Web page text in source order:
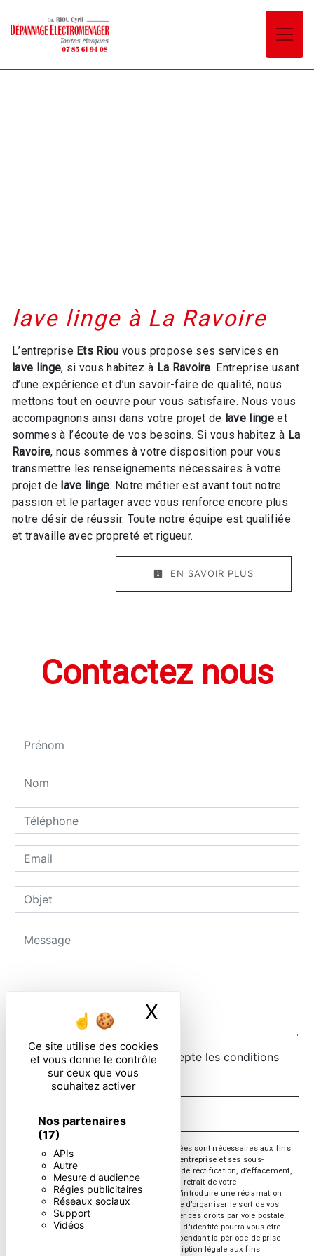
Ce site utilise des cookies
et vous donne le contrôle
sur ceux que vous
souhaitez activer
Nos partenaires
(17)
APIs
Autre
Mesure d'audience
Régies publicitaires
Réseaux sociaux
Support
Vidéos
X
lave linge à La Ravoire
L’entreprise Ets Riou vous propose ses services en
lave linge, si vous habitez à La Ravoire. Entreprise usant
d’une expérience et d’un savoir-faire de qualité, nous
mettons tout en oeuvre pour vous satisfaire. Nous vous
accompagnons ainsi dans votre projet de lave linge et
sommes à l’écoute de vos besoins. Si vous habitez à La
Ravoire, nous sommes à votre disposition pour vous
transmettre les renseignements nécessaires à votre
projet de lave linge. Notre métier est avant tout notre
passion et le partager avec vous renforce encore plus
notre désir de réussir. Toute notre équipe est qualifiée
et travaille avec propreté et rigueur.
EN SAVOIR PLUS
Contactez nous
En cochant cette case, j'accepte les conditions
particulières ci-dessous **
** Les données personnelles communiquées sont nécessaires aux fins
de vous contacter. Elles sont destinées à l'entreprise et ses sous-
traitants. Vous disposez de droits d’accès, de rectification, d’effacement,
de portabilité, de limitation, d’opposition, de retrait de votre
consentement à tout moment et du droit d’introduire une réclamation
auprès d’une autorité de contrôle, ainsi que d’organiser le sort de vos
données post-mortem. Vous pouvez exercer ces droits par voie postale
ou par courrier électronique. Un justificatif d'identité pourra vous être
demandé. Nous conservons vos données pendant la période de prise
de contact puis pendant la durée de prescription légale aux fins